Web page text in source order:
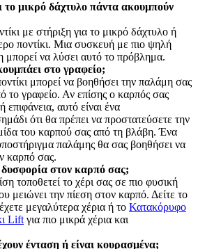
μικρό δάχτυλο πάντα ακουμπούν
με στήριξη για το μικρό δάχτυλο ή
ποντίκι. Μια συσκευή με πιο ψηλή
να λύσει αυτό το πρόβλημα.
στο γραφείο;
μπορεί να βοηθήσει την παλάμη σας
το γραφείο. Αν επίσης ο καρπός σας
επιφάνεια, αυτό είναι ένα
ότι θα πρέπει να προστατεύσετε την
του καρπού σας από τη βλάβη. Ένα
παλάμης θα σας βοηθήσει να
καρπό σας.
στον καρπό σας;
τοποθετεί το χέρι σας σε πιο φυσική
μειώνει την πίεση στον καρπό. Δείτε το
μεγαλύτερα χέρια ή το Κατακόρυφο
Lift για πιο μικρά χέρια και
ένταση ή είναι κουρασμένα;